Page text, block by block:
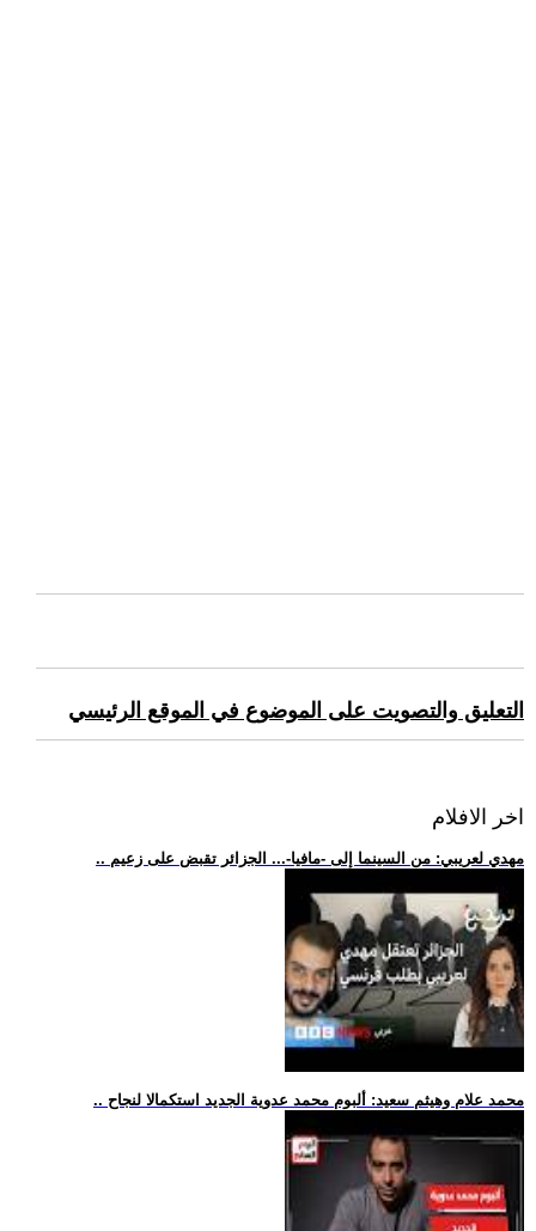
التعليق والتصويت على الموضوع في الموقع الرئيسي
اخر الافلام
.. مهدي لعريبي: من السينما إلى -مافيا-... الجزائر تقبض على زعيم
.. محمد علام وهيثم سعيد: ألبوم محمد عدوية الجديد استكمالا لنجاح